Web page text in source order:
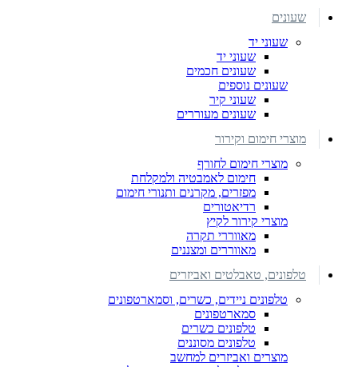
שעונים
שעוני יד
שעוני יד
שעונים חכמים
שעונים נוספים
שעוני קיר
שעונים מעוררים
מוצרי חימום וקירור
מוצרי חימום לחורף
חימום לאמבטיה ולמקלחת
מפזרים, מקרנים ותנורי חימום
רדיאטורים
מוצרי קירור לקיץ
מאווררי תקרה
מאווררים ומצננים
טלפונים, טאבלטים ואביזרים
טלפונים ניידים, כשרים, וסמארטפונים
סמארטפונים
טלפונים כשרים
טלפונים מסוננים
מוצרים ואביזרים למחשב